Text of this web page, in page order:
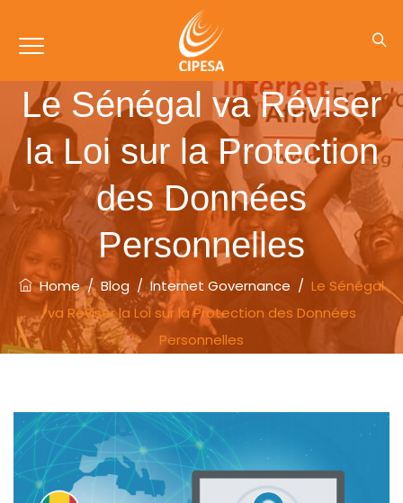
Le Sénégal va Réviser
la Loi sur la Protection
des Données
Personnelles
Home/ Blog / Internet Governance / Le Sénégal
va Réviser la Loi sur la Protection des Données
Personnelles